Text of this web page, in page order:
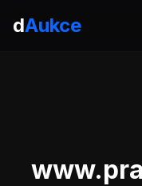
dAukce